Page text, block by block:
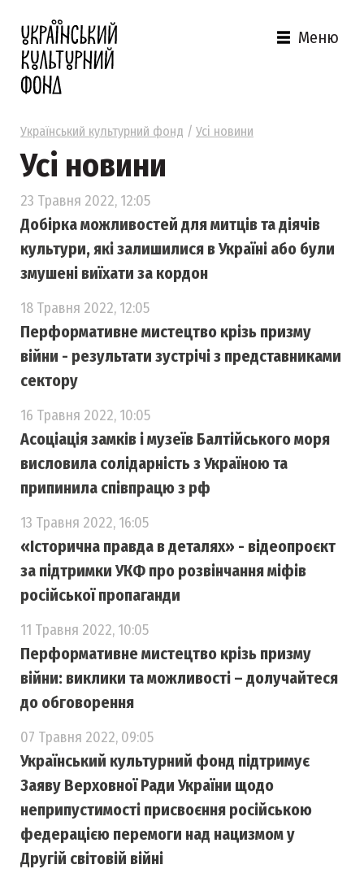
Меню
Український культурний фонд / Усі новини
Усі новини
23 Травня 2022, 12:05
Добірка можливостей для митців та діячів
культури, які залишилися в Україні або були
змушені виїхати за кордон
18 Травня 2022, 12:05
Перформативне мистецтво крізь призму
війни - результати зустрічі з представниками
сектору
16 Травня 2022, 10:05
Асоціація замків і музеїв Балтійського моря
висловила солідарність з Україною та
припинила співпрацю з рф
13 Травня 2022, 16:05
«Історична правда в деталях» - відеопроєкт
за підтримки УКФ про розвінчання міфів
російської пропаганди
11 Травня 2022, 10:05
Перформативне мистецтво крізь призму
війни: виклики та можливості – долучайтеся
до обговорення
07 Травня 2022, 09:05
Український культурний фонд підтримує
Заяву Верховної Ради України щодо
неприпустимості присвоєння російською
федерацією перемоги над нацизмом у
Другій світовій війні